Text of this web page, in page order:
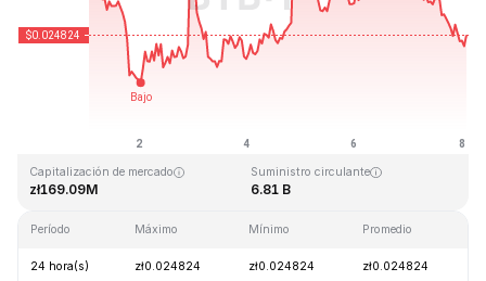
Última actualización: 2026-08-08, 01:42 GMT+0
Capitalización de mercado
zł169.09M
Suministro circulante
6.81 B
Período Máximo Mínimo Promedio
24 hora(s) zł0.024824 zł0.024824 zł0.024824